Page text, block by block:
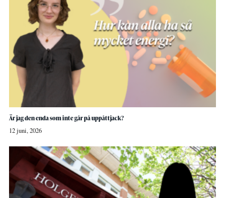
Är jag den enda som inte går på uppåttjack?
12 juni, 2026